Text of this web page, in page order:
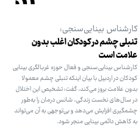
کارشناس بینایی‌سنجی:
تنبلی چشم در کودکان اغلب بدون
علامت است
کارشناس بینایی‌سنجی و فعال حوزه غربالگری بینایی
کودکان در اردبیل با بیان اینکه تنبلی چشم معمولا
بدون علامت بروز می‌کند، گفت: تشخیص این اختلال
در سال‌های نخست زندگی، شانس درمان را به‌طور
چشمگیری افزایش می‌دهد و بی‌توجهی به آن می‌تواند
به کاهش دائمی بینایی منجر شود.